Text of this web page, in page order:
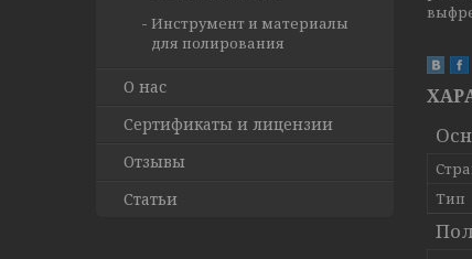
Тип
Инструмент и материалы
для полирования
О нас
Сертификаты и лицензии
Отзывы
Статьи